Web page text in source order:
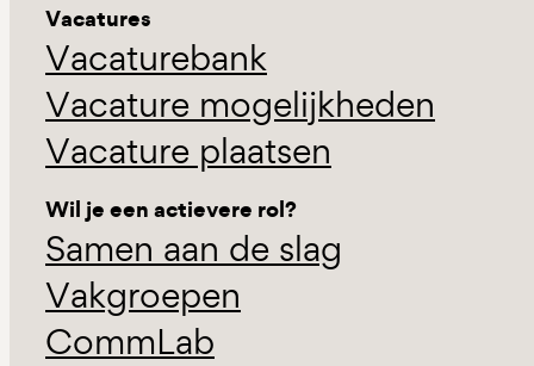
Vacatures
Vacaturebank
Vacature mogelijkheden
Vacature plaatsen
Wil je een actievere rol?
Samen aan de slag
Vakgroepen
CommLab